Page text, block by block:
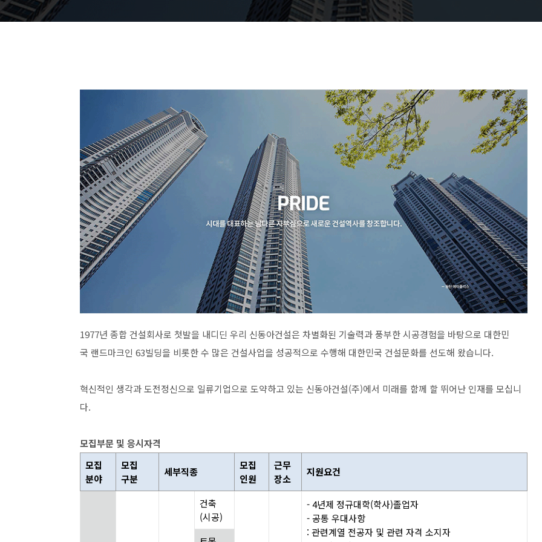
1977년 종합 건설회사로 첫발을 내디딘 우리 신동아건설은 차별화된 기술력과 풍부한 시공경험을 바탕으로 대한민
국 랜드마크인 63빌딩을 비롯한 수 많은 건설사업을 성공적으로 수행해 대한민국 건설문화를 선도해 왔습니다.
혁신적인 생각과 도전정신으로 일류기업으로 도약하고 있는 신동아건설(주)에서 미래를 함께 할 뛰어난 인재를 모십니
다.
모집부문 및 응시자격
모집
분야
모집
구분
세부직종
모집
인원
근무
장소
지원요건
건축
(시공)
- 4년제 정규대학(학사)졸업자
- 공통 우대사항
: 관련계열 전공자 및 관련 자격 소지자